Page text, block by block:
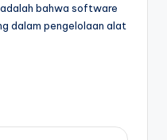
bahwa software
dalam pengelolaan alat